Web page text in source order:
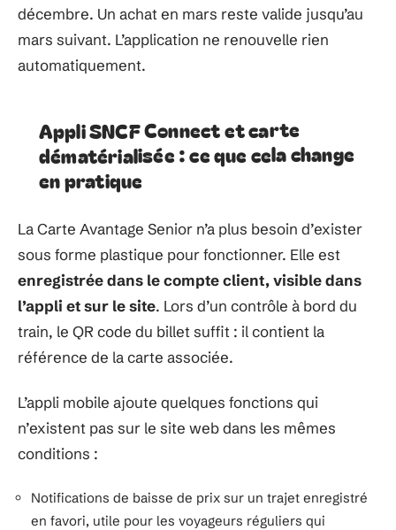
décembre. Un achat en mars reste valide jusqu’au
mars suivant. L’application ne renouvelle rien
automatiquement.
Appli SNCF Connect et carte
dématérialisée : ce que cela change
en pratique
La Carte Avantage Senior n’a plus besoin d’exister
sous forme plastique pour fonctionner. Elle est
enregistrée dans le compte client, visible dans
l’appli et sur le site. Lors d’un contrôle à bord du
train, le QR code du billet suffit : il contient la
référence de la carte associée.
L’appli mobile ajoute quelques fonctions qui
n’existent pas sur le site web dans les mêmes
conditions :
Notifications de baisse de prix sur un trajet enregistré
en favori, utile pour les voyageurs réguliers qui